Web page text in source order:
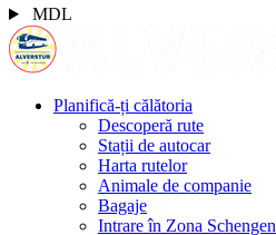
MDL
Planifică-ți călătoria
Descoperă rute
Stații de autocar
Harta rutelor
Animale de companie
Bagaje
Intrare în Zona Schengen